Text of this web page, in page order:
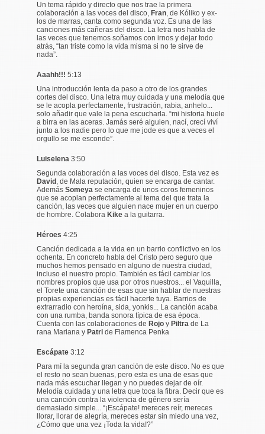
Un tema rápido y directo que nos trae la primera
colaboración a las voces del disco, Fran , de Kóliko y ex-
los de marras, canta como segunda voz. Es una de las
canciones más cañeras del disco. La letra nos habla de
las veces que tenemos soñamos con irnos y dejar todo
atrás, “tan triste como la vida misma si no te sirve de
nada”.
Aaahh!!! 5:13
Una introducción lenta da paso a otro de los grandes
cortes del disco. Una letra muy cuidada y una melodía que
se le acopla perfectamente, frustración, rabia, anhelo...
solo añadir que vale la pena escucharla. “mi historia huele
a birra en las aceras. Jamás seré alguien, nací, crecí viví
junto a los nadie pero lo que me jode es que a veces el
orgullo se me esconde”.
Luiselena 3:50
Segunda colaboración a las voces del disco. Esta vez es
David , de Mala reputación, quien se encarga de cantar.
Además Someya se encarga de unos coros femeninos
que se acoplan perfectamente al tema del que trata la
canción, las veces que alguien nace mujer en un cuerpo
de hombre. Colabora Kike a la guitarra.
Héroes 4:25
Canción dedicada a la vida en un barrio conflictivo en los
ochenta. En concreto habla del Cristo pero seguro que
muchos hemos pensado en alguno de nuestra ciudad,
incluso el nuestro propio. También es fácil cambiar los
nombres propios que usa por otros nuestros... el Vaquilla,
el Torete una canción de esas que sin hablar de nuestras
propias experiencias es fácil hacerte tuya. Barrios de
extrarradio con heroína, sida, yonkis... La canción acaba
con una rumba, banda sonora típica de esa época.
Cuenta con las colaboraciones de Rojo y Piltra de La
rana Mariana y Patri de Flamenca Penka
Escápate 3:12
Para mí la segunda gran canción de este disco. No es que
el resto no sean buenas, pero esta es una de esas que
nada más escuchar llegan y no puedes dejar de oír.
Melodía cuidada y una letra que toca la fibra. Decir que es
una canción contra la violencia de género sería
demasiado simple... “¡Escápate! mereces reír, mereces
llorar, llorar de alegría, mereces estar sin miedo una vez,
¿Cómo que una vez ¡Toda la vida!?”